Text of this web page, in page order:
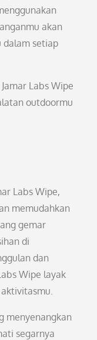
akan
dalam setiap
Labs Wipe
outdoormu
Labs Wipe,
memudahkan
gemar
di
dan
Wipe layak
menyenangkan
segarnya